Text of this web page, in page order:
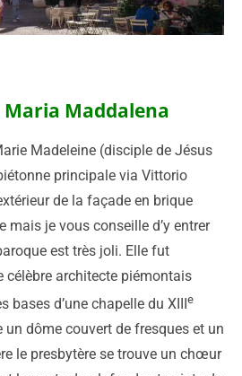
Maria Maddalena
Madeleine (disciple de Jésus
principale via Vittorio
de la façade en brique
mais je vous conseille d’y entrer
est très joli. Elle fut
célèbre architecte piémontais
bases d’une chapelle du XIIIe
un dôme couvert de fresques et un
le presbytère se trouve un chœur